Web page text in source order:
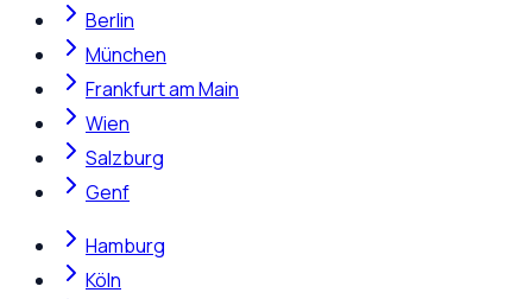
Berlin
München
Frankfurt am Main
Wien
Salzburg
Genf
Hamburg
Köln